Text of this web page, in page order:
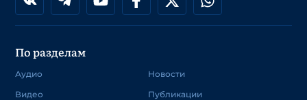
По разделам
Аудио
Видео
Новости
Публикации